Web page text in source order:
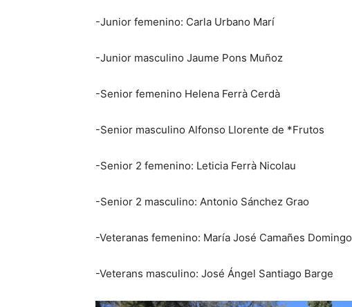
-Junior femenino: Carla Urbano Marí
-Junior masculino Jaume Pons Muñoz
-Senior femenino Helena Ferrà Cerdà
-Senior masculino Alfonso Llorente de *Frutos
-Senior 2 femenino: Leticia Ferrà Nicolau
-Senior 2 masculino: Antonio Sánchez Grao
-Veteranas femenino: María José Camañes Domingo
-Veterans masculino: José Ángel Santiago Barge